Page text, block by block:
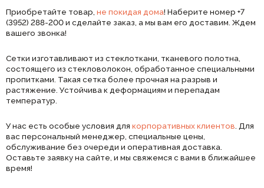
Приобретайте товар, не покидая дома! Наберите номер +7
(3952) 288-200 и сделайте заказ, а мы вам его доставим. Ждем
вашего звонка!
Сетки изготавливают из стеклоткани, тканевого полотна,
состоящего из стекловолокон, обработанное специальными
пропитками. Такая сетка более прочная на разрыв и
растяжение. Устойчива к деформациям и перепадам
температур.
У нас есть особые условия для корпоративных клиентов. Для
вас персональный менеджер, специальные цены,
обслуживание без очереди и оперативная доставка.
Оставьте заявку на сайте, и мы свяжемся с вами в ближайшее
время!